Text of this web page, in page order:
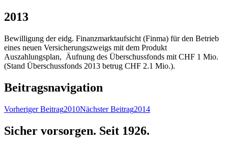
2013
Bewilligung der eidg. Finanzmarktaufsicht (Finma) für den Betrieb
eines neuen Versicherungszweigs mit dem Produkt
Auszahlungsplan, Äufnung des Überschussfonds mit CHF 1 Mio.
(Stand Überschussfonds 2013 betrug CHF 2.1 Mio.).
Beitragsnavigation
Vorheriger Beitrag2010Nächster Beitrag2014
Sicher vorsorgen. Seit 1926.